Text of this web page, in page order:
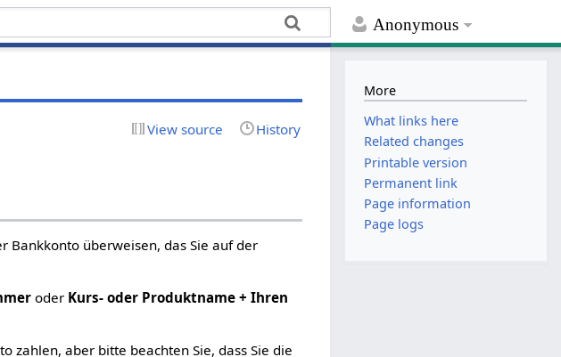
Anonymous
View source History
Bankkonto überweisen, das Sie auf der
oder Kurs- oder Produktname + Ihren
zahlen, aber bitte beachten Sie, dass Sie die
More
What links here
Related changes
Printable version
Permanent link
Page information
Page logs